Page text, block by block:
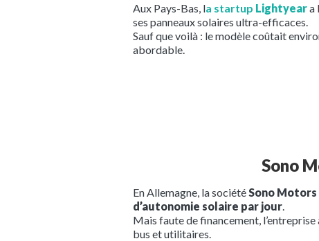
Aux Pays-Bas, la startup Lightyeara
ses panneaux solaires ultra-efficaces.
Sauf que voilà : le modèle coûtait
abordable.
Sono
En Allemagne, la société Sono Motors
d’autonomie solaire par jour
Mais faute de financement,
bus et utilitaires.